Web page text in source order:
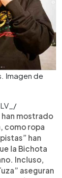
Imagen de
han mostrado
como ropa
han
la Bichota
Incluso,
aseguran